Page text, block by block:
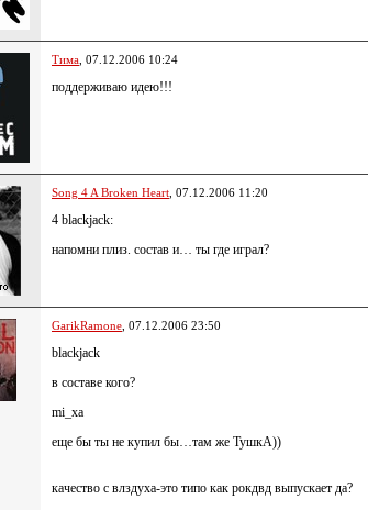
Тима , 07.12.2006 10:24
поддерживаю идею!!!
Song 4 A Broken Heart , 07.12.2006 11:20
4 blackjack:
напомни плиз. состав и… ты где играл?
GarikRamone , 07.12.2006 23:50
blackjack
в составе кого?
mi_xa
еще бы ты не купил бы…там же ТушкА))
качество с влздуха-это типо как рокдвд выпускает да?